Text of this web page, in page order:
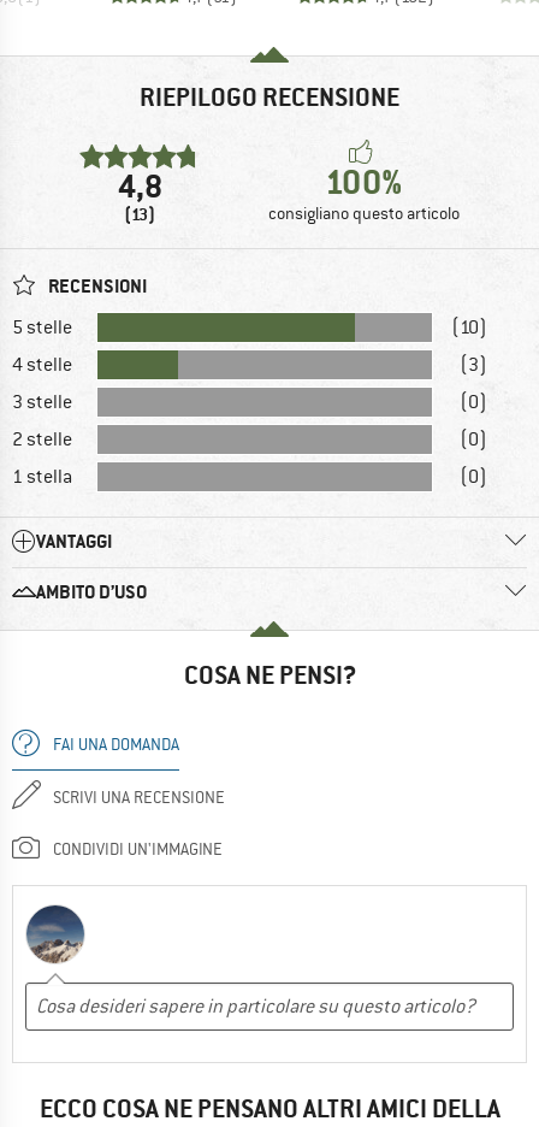
RIEPILOGO RECENSIONE
4,8
(13)
100%
consigliano questo articolo
RECENSIONI
5 stelle
(10)
4 stelle
(3)
3 stelle
(0)
2 stelle
(0)
1 stella
(0)
VANTAGGI
AMBITO D’USO
COSA NE PENSI?
FAI UNA DOMANDA
SCRIVI UNA RECENSIONE
CONDIVIDI UN'IMMAGINE
ECCO COSA NE PENSANO ALTRI AMICI DELLA